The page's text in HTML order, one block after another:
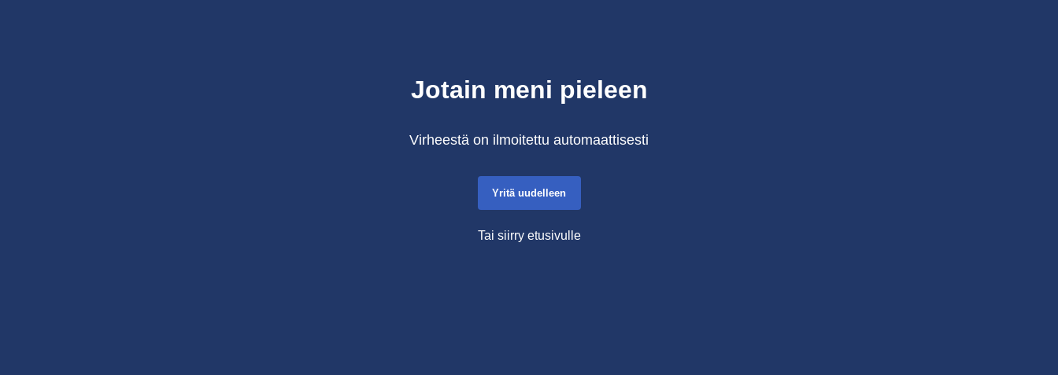
Jotain meni pieleen
Virheestä on ilmoitettu automaattisesti
Yritä uudelleen
Tai siirry etusivulle